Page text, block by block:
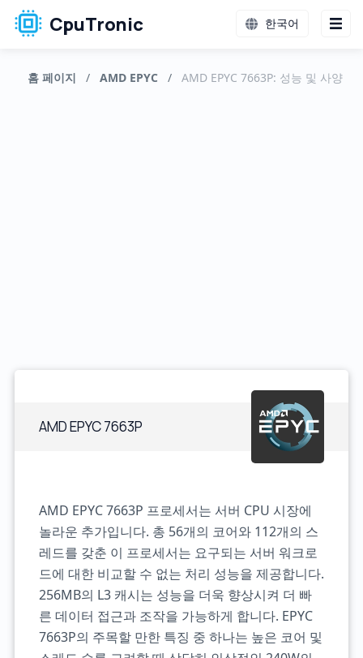
CpuTronic 한국어
홈 페이지 / AMD EPYC / AMD EPYC 7663P: 성능 및 사양
AMD EPYC 7663P
AMD EPYC 7663P 프로세서는 서버 CPU 시장에
놀라운 추가입니다. 총 56개의 코어와 112개의 스
레드를 갖춘 이 프로세서는 요구되는 서버 워크로
드에 대한 비교할 수 없는 처리 성능을 제공합니다.
256MB의 L3 캐시는 성능을 더욱 향상시켜 더 빠
른 데이터 접근과 조작을 가능하게 합니다. EPYC
7663P의 주목할 만한 특징 중 하나는 높은 코어 및